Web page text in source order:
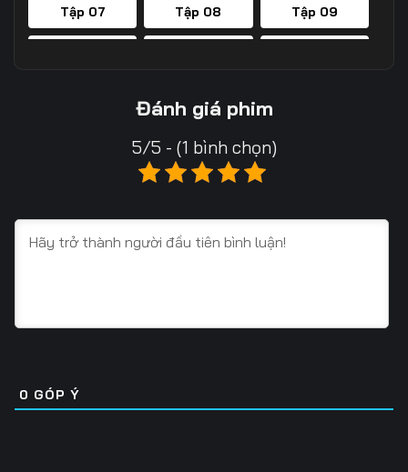
Tập 07 Tập 08 Tập 09
Tập 20
Tập 25 Tập 26
Tập 31 Tập 32 Tập 33
Tập 37 Tập 38 Tập 39
Đánh giá phim
5/5 - (1 bình chọn)
0 GÓP Ý